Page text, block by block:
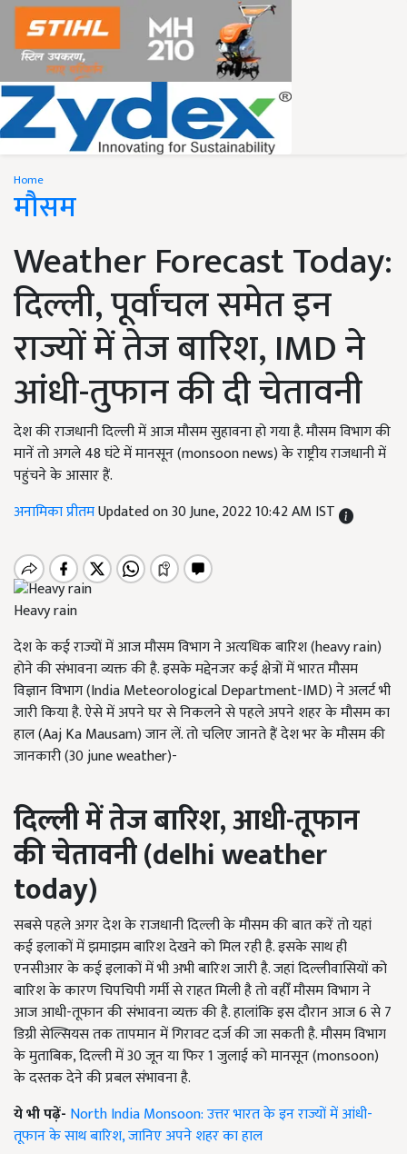
Home
मौसम
Weather Forecast Today:
दिल्ली, पूर्वांचल समेत इन
राज्यों में तेज बारिश, IMD ने
आंधी-तुफान की दी चेतावनी
देश की राजधानी दिल्ली में आज मौसम सुहावना हो गया है. मौसम विभाग की
मानें तो अगले 48 घंटे में मानसून (monsoon news) के राष्ट्रीय राजधानी में
पहुंचने के आसार हैं.
अनामिका प्रीतमUpdated on 30 June, 2022 10:42 AM IST
Heavy rain
देश के कई राज्यों में आज मौसम विभाग ने अत्यधिक बारिश (heavy rain)
होने की संभावना व्यक्त की है. इसके मद्देनजर कई क्षेत्रों में भारत मौसम
विज्ञान विभाग (India Meteorological Department-IMD) ने अलर्ट भी
जारी किया है. ऐसे में अपने घर से निकलने से पहले अपने शहर के मौसम का
हाल (Aaj Ka Mausam) जान लें. तो चलिए जानते हैं देश भर के मौसम की
जानकारी (30 june weather)-
दिल्ली में तेज बारिश, आधी-तूफान
की चेतावनी (delhi weather
today)
सबसे पहले अगर देश के राजधानी दिल्ली के मौसम की बात करें तो यहां
कई इलाकों में झमाझम बारिश देखने को मिल रही है. इसके साथ ही
एनसीआर के कई इलाकों में भी अभी बारिश जारी है. जहां दिल्लीवासियों को
बारिश के कारण चिपचिपी गर्मी से राहत मिली है तो वहीँ मौसम विभाग ने
आज आधी-तूफान की संभावना व्यक्त की है. हालांकि इस दौरान आज 6 से 7
डिग्री सेल्सियस तक तापमान में गिरावट दर्ज की जा सकती है. मौसम विभाग
के मुताबिक, दिल्ली में 30 जून या फिर 1 जुलाई को मानसून (monsoon)
के दस्तक देने की प्रबल संभावना है.
ये भी पढ़ें- North India Monsoon: उत्तर भारत के इन राज्यों में आंधी-
तूफान के साथ बारिश, जानिए अपने शहर का हाल